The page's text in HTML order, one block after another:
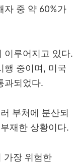
자 중 약 60%가
이루어지고 있다.
행 중이며, 미국
과되었다.
부처에 분산되
재한 상황이다.
가장 위험한